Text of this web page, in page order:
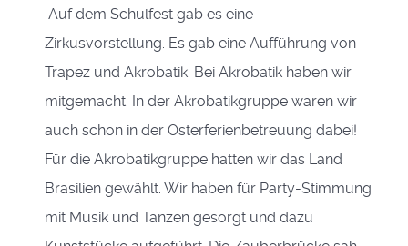
Auf dem Schulfest gab es eine
Zirkusvorstellung. Es gab eine Aufführung von
Trapez und Akrobatik. Bei Akrobatik haben wir
mitgemacht. In der Akrobatikgruppe waren wir
auch schon in der Osterferienbetreuung dabei!
Für die Akrobatikgruppe hatten wir das Land
Brasilien gewählt. Wir haben für Party-Stimmung
mit Musik und Tanzen gesorgt und dazu